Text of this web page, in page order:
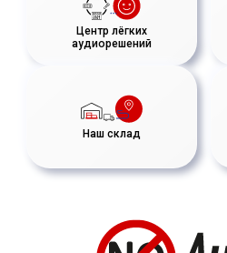
Центр лёгких
аудиорешений
Наш склад